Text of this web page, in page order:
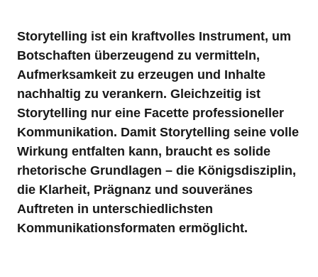
Storytelling ist ein kraftvolles Instrument, um
Botschaften überzeugend zu vermitteln,
Aufmerksamkeit zu erzeugen und Inhalte
nachhaltig zu verankern. Gleichzeitig ist
Storytelling nur eine Facette professioneller
Kommunikation. Damit Storytelling seine volle
Wirkung entfalten kann, braucht es solide
rhetorische Grundlagen – die Königsdisziplin,
die Klarheit, Prägnanz und souveränes
Auftreten in unterschiedlichsten
Kommunikationsformaten ermöglicht.